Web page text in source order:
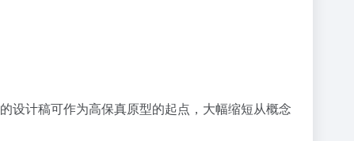
设计稿可作为高保真原型的起点，大幅缩短从概念